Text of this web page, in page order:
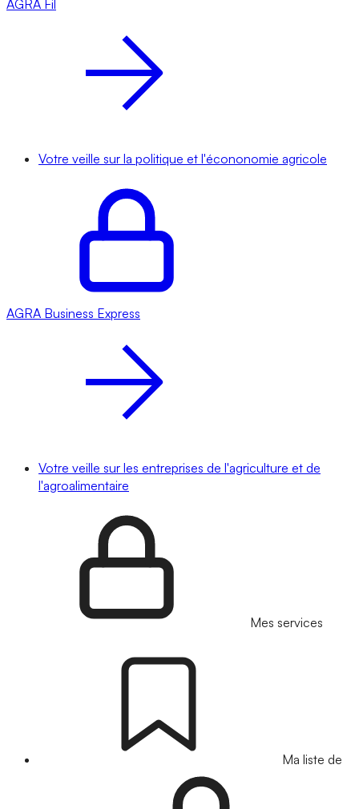
AGRA Fil
Votre veille sur la politique et l'écononomie agricole
AGRA Business Express
Votre veille sur les entreprises de l'agriculture et de
l'agroalimentaire
Mes services
Ma liste de